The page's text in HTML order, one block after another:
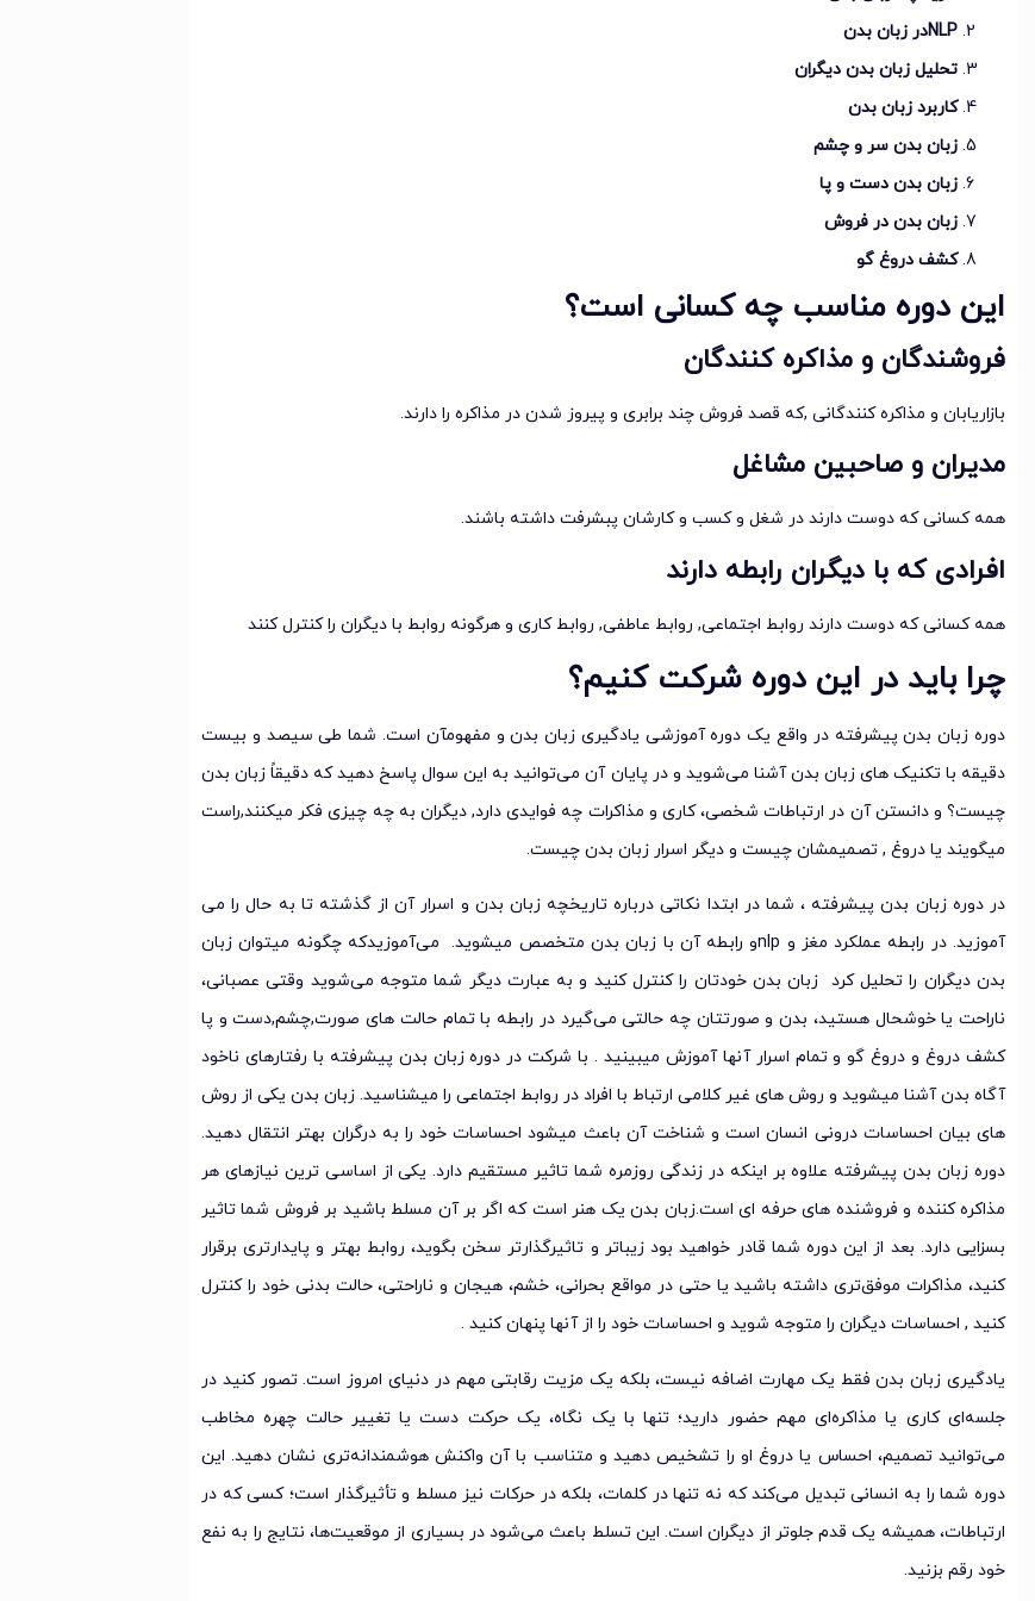
NLPدر زبان بدن
تحلیل زبان بدن دیگران
کاربرد زبان بدن
زبان بدن سر و چشم
زبان بدن دست و پا
زبان بدن در فروش
کشف دروغ گو
این دوره مناسب چه کسانی است؟
فروشندگان و مذاکره کنندگان
بازاریابان و مذاکره کنندگانی ,که قصد فروش چند برابری و پیروز شدن در مذاکره را دارند.
مدیران و صاحبین مشاغل
همه کسانی که دوست دارند در شغل و کسب و کارشان پبشرفت داشته باشند.
افرادی که با دیگران رابطه دارند
همه کسانی که دوست دارند روابط اجتماعی, روابط عاطفی, روابط کاری و هرگونه روابط با دیگران را کنترل کنند
چرا باید در این دوره شرکت کنیم؟
دوره زبان بدن پیشرفته در واقع یک دوره آموزشی یادگیری زبان بدن و مفهومآن است. شما طی سیصد و بیست
دقیقه با تکنیک های زبان بدن آشنا می‌شوید و در پایان آن می‌توانید به این سوال پاسخ دهید که دقیقاً زبان بدن
چیست؟ و دانستن آن در ارتباطات شخصی، کاری و مذاکرات چه فوایدی دارد, دیگران به چه چیزی فکر میکنند,راست
میگویند یا دروغ , تصمیمشان چیست و دیگر اسرار زبان بدن چیست.
در دوره زبان بدن پیشرفته ، شما در ابتدا نکاتی درباره تاریخچه زبان بدن و اسرار آن از گذشته تا به حال را می
آموزید. در رابطه عملکرد مغز و nlpو رابطه آن با زبان بدن متخصص میشوید. می‌آموزیدکه چگونه میتوان زبان
بدن دیگران را تحلیل کرد زبان بدن خودتان را کنترل کنید و به عبارت دیگر شما متوجه می‌شوید وقتی عصبانی،
ناراحت یا خوشحال هستید، بدن و صورتتان چه حالتی می‌گیرد در رابطه با تمام حالت های صورت,چشم,دست و پا
کشف دروغ و دروغ گو و تمام اسرار آنها آموزش میبینید . با شرکت در دوره زبان بدن پیشرفته با رفتارهای ناخود
آگاه بدن آشنا میشوید و روش های غیر کلامی ارتباط با افراد در روابط اجتماعی را میشناسید. زبان بدن یکی از روش
های بیان احساسات درونی انسان است و شناخت آن باعث میشود احساسات خود را به درگران بهتر انتقال دهید.
دوره زبان بدن پیشرفته علاوه بر اینکه در زندگی روزمره شما تاثیر مستقیم دارد. یکی از اساسی ترین نیازهای هر
مذاکره کننده و فروشنده های حرفه ای است.زبان بدن یک هنر است که اگر بر آن مسلط باشید بر فروش شما تاثیر
بسزایی دارد. بعد از این دوره شما قادر خواهید بود زیباتر و تاثیرگذارتر سخن بگوید، روابط بهتر و پایدارتری برقرار
کنید، مذاکرات موفق‌تری داشته باشید یا حتی در مواقع بحرانی، خشم، هیجان و ناراحتی، حالت بدنی خود را کنترل
کنید , احساسات دیگران را متوجه شوید و احساسات خود را از آنها پنهان کنید .
یادگیری زبان بدن فقط یک مهارت اضافه نیست، بلکه یک مزیت رقابتی مهم در دنیای امروز است. تصور کنید در
جلسه‌ای کاری یا مذاکره‌ای مهم حضور دارید؛ تنها با یک نگاه، یک حرکت دست یا تغییر حالت چهره مخاطب
می‌توانید تصمیم، احساس یا دروغ او را تشخیص دهید و متناسب با آن واکنش هوشمندانه‌تری نشان دهید. این
دوره شما را به انسانی تبدیل می‌کند که نه تنها در کلمات، بلکه در حرکات نیز مسلط و تأثیرگذار است؛ کسی که در
ارتباطات، همیشه یک قدم جلوتر از دیگران است. این تسلط باعث می‌شود در بسیاری از موقعیت‌ها، نتایج را به نفع
خود رقم بزنید.